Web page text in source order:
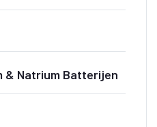
& Natrium Batterijen